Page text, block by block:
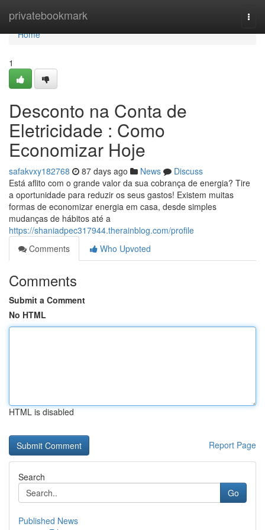
privatebookmark
Home
Home
1
Desconto na Conta de
Eletricidade : Como
Economizar Hoje
safakvxy182768 87 days ago News
Discuss
Está aflito com o grande valor da sua cobrança de energia? Tire
a oportunidade para reduzir os seus gastos! Existem muitas
formas de economizar energia em casa, desde simples
mudanças de hábitos até a
https://shaniadpec317944.therainblog.com/profile
Comments
Who Upvoted
Comments
Submit a Comment
No HTML
HTML is disabled
Report Page
Search
Go
Published News